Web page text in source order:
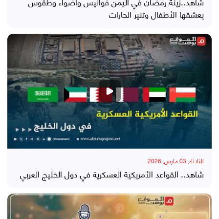
يعشقها الأطفال وتنير الحارات
الثلاثاء, 03 مارس, 2026
شاهد.. القواعد الأمريكية العسكرية في دول الخليج العربي